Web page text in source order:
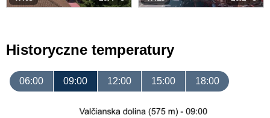
Historyczne temperatury
06:00 09:00 12:00 15:00 18:00